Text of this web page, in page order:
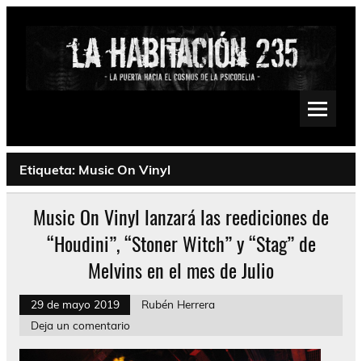
Saltar
Psychedelic, Stoner, Doom, Sludge, Fuzz, Space, Drone
Etiqueta: Music On Vinyl
Music On Vinyl lanzará las reediciones de
“Houdini”, “Stoner Witch” y “Stag” de
Melvins en el mes de Julio
29 de mayo 2019
Rubén Herrera
Deja un comentario